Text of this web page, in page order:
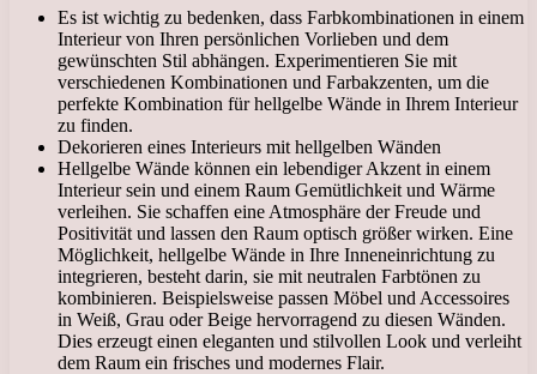
Es ist wichtig zu bedenken, dass Farbkombinationen in einem
Interieur von Ihren persönlichen Vorlieben und dem
gewünschten Stil abhängen. Experimentieren Sie mit
verschiedenen Kombinationen und Farbakzenten, um die
perfekte Kombination für hellgelbe Wände in Ihrem Interieur
zu finden.
Dekorieren eines Interieurs mit hellgelben Wänden
Hellgelbe Wände können ein lebendiger Akzent in einem
Interieur sein und einem Raum Gemütlichkeit und Wärme
verleihen. Sie schaffen eine Atmosphäre der Freude und
Positivität und lassen den Raum optisch größer wirken. Eine
Möglichkeit, hellgelbe Wände in Ihre Inneneinrichtung zu
integrieren, besteht darin, sie mit neutralen Farbtönen zu
kombinieren. Beispielsweise passen Möbel und Accessoires
in Weiß, Grau oder Beige hervorragend zu diesen Wänden.
Dies erzeugt einen eleganten und stilvollen Look und verleiht
dem Raum ein frisches und modernes Flair.